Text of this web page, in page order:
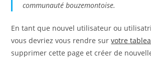
communauté bouzemontoise.
En tant que nouvel utilisateur ou
vous devriez vous rendre survotre
supprimer cette page et créer de